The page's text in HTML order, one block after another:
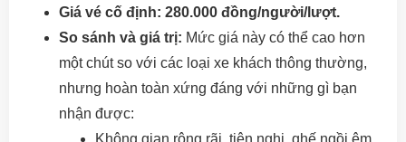
Giá vé cố định: 280.000 đồng/người/lượt.
So sánh và giá trị: Mức giá này có thể cao hơn
một chút so với các loại xe khách thông thường,
nhưng hoàn toàn xứng đáng với những gì bạn
nhận được:
Không gian rộng rãi, tiện nghi, ghế ngồi êm